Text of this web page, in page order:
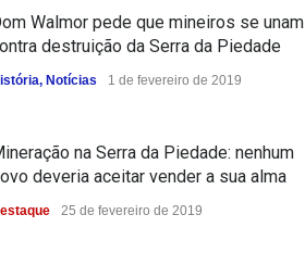
Walmor pede que mineiros se unam
destruição da Serra da Piedade
, Notícias 1 de fevereiro de 2019
na Serra da Piedade: nenhum
deveria aceitar vender a sua alma
25 de fevereiro de 2019